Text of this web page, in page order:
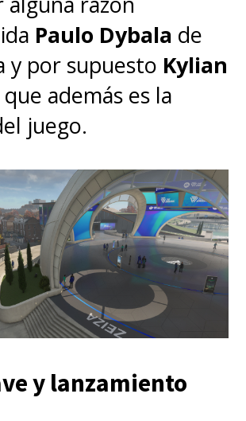
Paulo Dybala de
y por supuesto Kylian
que además es la
juego.
y lanzamiento